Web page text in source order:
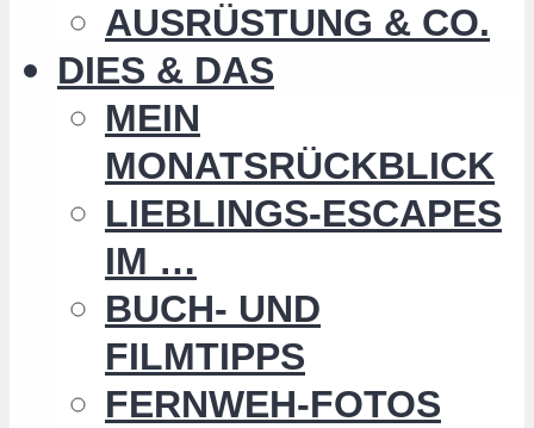
AUSRÜSTUNG & CO.
DIES & DAS
MEIN
MONATSRÜCKBLICK
LIEBLINGS-ESCAPES
IM …
BUCH- UND
FILMTIPPS
FERNWEH-FOTOS